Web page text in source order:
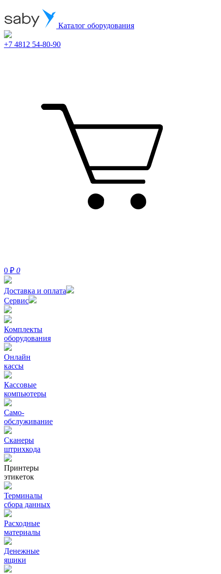
Каталог оборудования
+7 4812 54-80-90
0 ₽ 0
Доставка и оплата
Сервис
Комплекты
оборудования
Онлайн
кассы
Кассовые
компьютеры
Само-
обслуживание
Сканеры
штрихкода
Принтеры
этикеток
Терминалы
сбора данных
Расходные
материалы
Денежные
ящики